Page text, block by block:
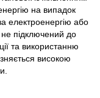
на випадок
електроенергію або
підключений до
та використанню
високою